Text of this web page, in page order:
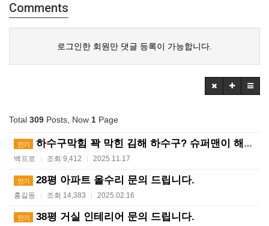
Comments
로그인한 회원만 댓글 등록이 가능합니다.
Total 309 Posts, Now 1 Page
인기 하수구막힘 꽉 막힌 김해 하수구? 슈퍼맨이 해결사! ?…
백프로 | 조회 9,412 | 2025.11.17
인기 28평 아파트 올수리 문의 드립니다.
홍길동 | 조회 14,383 | 2025.02.16
인기 38평 거실 인테리어 문의 드립니다.